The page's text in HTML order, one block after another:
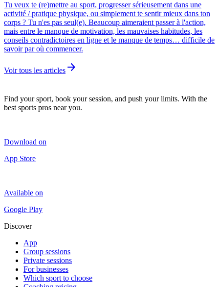
Tu veux te (re)mettre au sport, progresser sérieusement dans une
activité / pratique physique, ou simplement te sentir mieux dans ton
corps ? Tu n'es pas seul(e). Beaucoup aimeraient passer à l'action,
mais entre le manque de motivation, les mauvaises habitudes, les
conseils contradictoires en ligne et le manque de temps… difficile de
savoir par où commencer.
Voir tous les articles arrow_forward
Find your sport, book your session, and push your limits. With the
best sports pros near you.
Download on
App Store
Available on
Google Play
Discover
App
Group sessions
Private sessions
For businesses
Which sport to choose